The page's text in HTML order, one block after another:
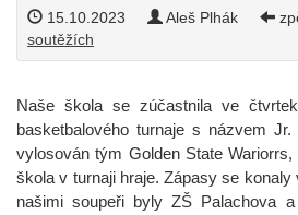
15.10.2023 Aleš Plhák
soutěžích
Naše škola se zúčastnila ve
basketbalového turnaje s názvem
vylosován tým Golden State
škola v turnaji hraje. Zápasy se
našimi soupeři byly ZŠ Palachova